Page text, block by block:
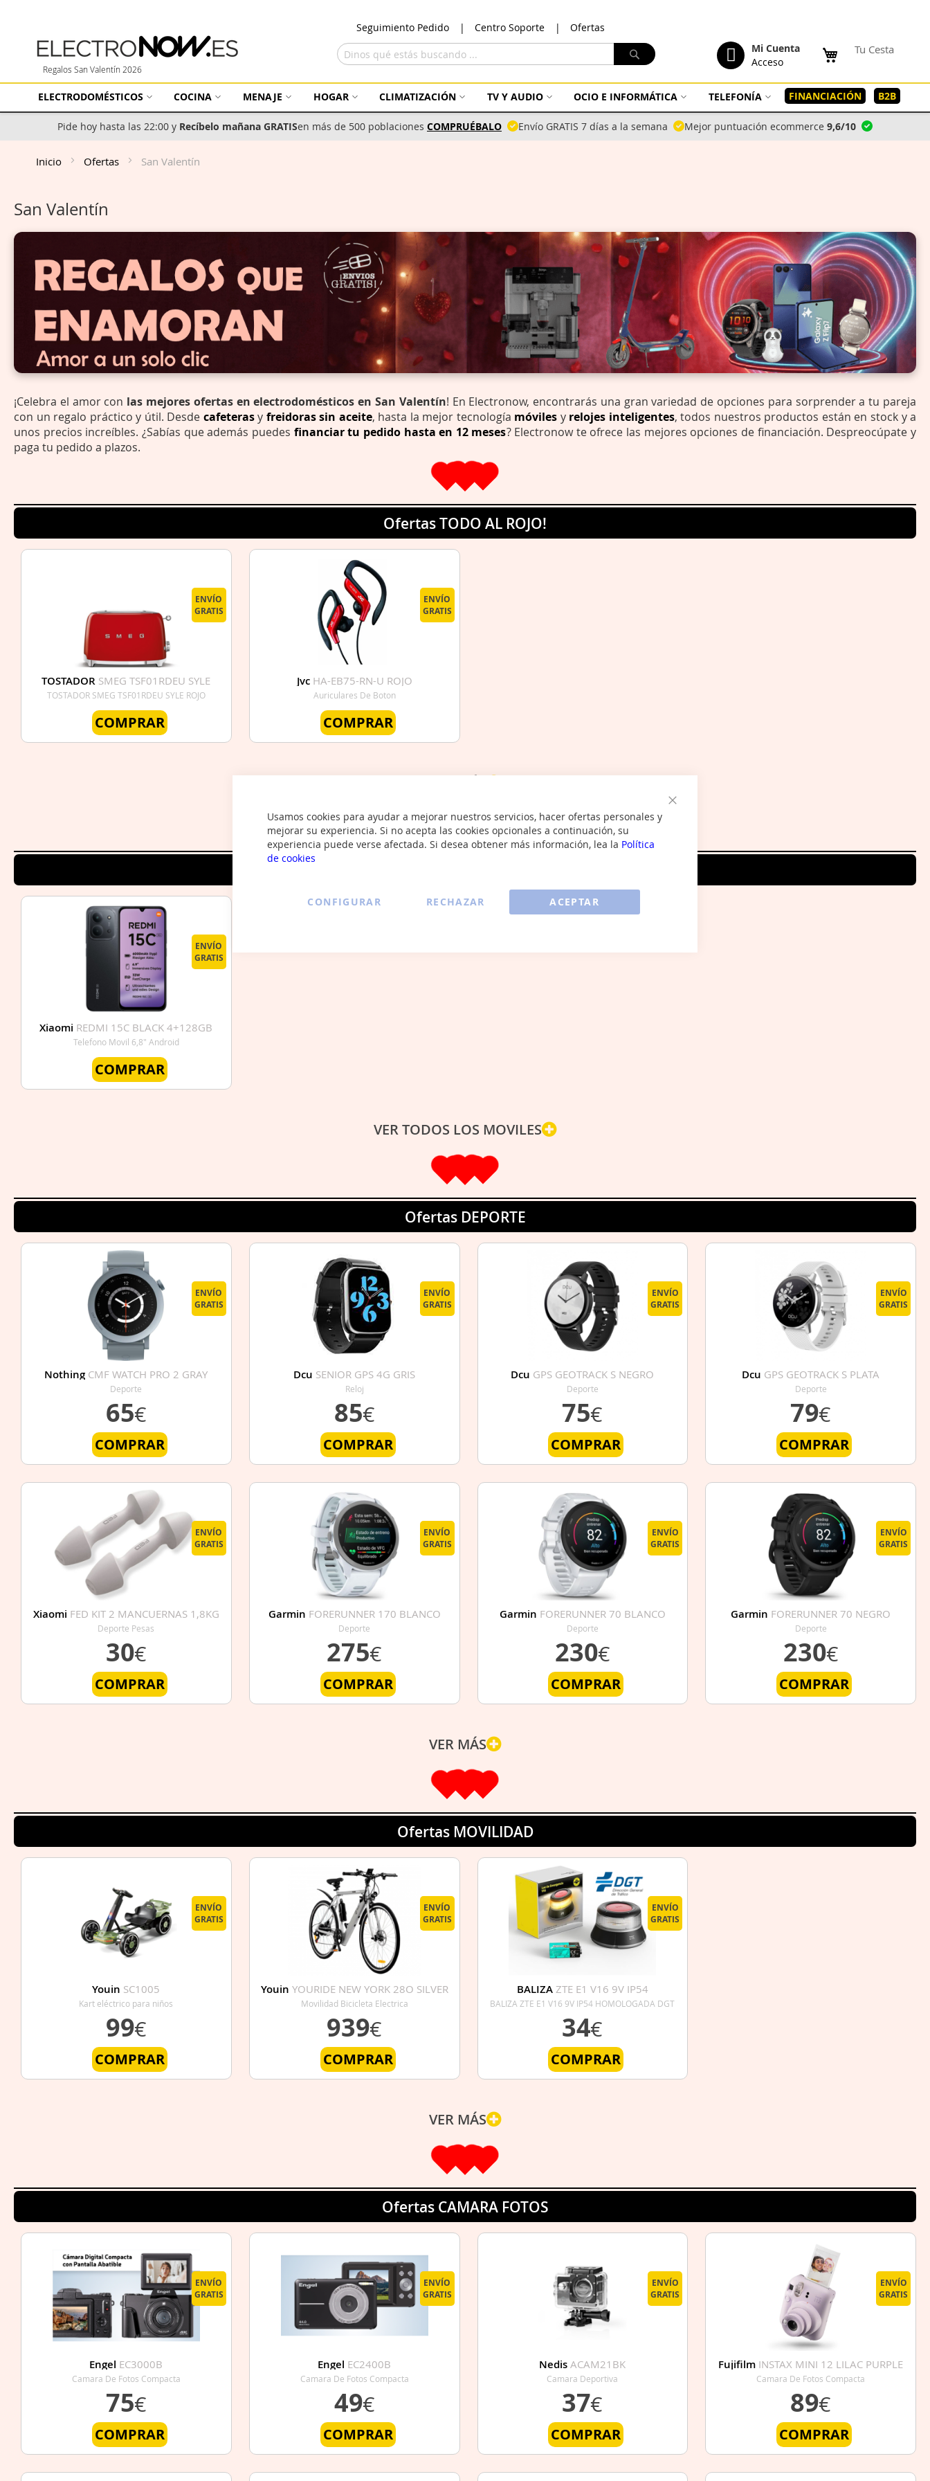
Usamos cookies para ayudar a mejorar nuestros servicios, hacer ofertas personales y
mejorar su experiencia. Si no acepta las cookies opcionales a continuación, su
experiencia puede verse afectada. Si desea obtener más información, lea la Política
de cookies
ACEPTAR
CONFIGURAR RECHAZAR
Seguimiento Pedido Centro Soporte Ofertas
contenido
Regalos San Valentín 2026
Tu Cesta
Mi Cuenta
Acceso
Buscar
ELECTRODOMÉSTICOS COCINA MENAJE HOGAR CLIMATIZACIÓN TV Y AUDIO OCIO E INFORMÁTICA TELEFONÍA FINANCIACIÓN B2B
Pide hoy hasta las 22:00 y Recíbelo mañana GRATISen más de 500 poblaciones COMPRUÉBALO Envío GRATIS 7 días a la semana Mejor puntuación ecommerce 9,6/10
Inicio Ofertas San Valentín
San Valentín
¡Celebra el amor con las mejores ofertas en electrodomésticos en San Valentín! En Electronow, encontrarás una gran variedad de opciones para sorprender a tu pareja
con un regalo práctico y útil. Desde cafeterasy freidoras sin aceite, hasta la mejor tecnología móviles y relojes inteligentes, todos nuestros productos están en stock y a
unos precios increíbles. ¿Sabías que además puedes financiar tu pedido hasta en 12 meses? Electronow te ofrece las mejores opciones de financiación. Despreocúpate y
paga tu pedido a plazos.
Ofertas TODO AL ROJO!
ENVÍO
GRATIS
TOSTADOR SMEG TSF01RDEU SYLE
ROJO
TOSTADOR SMEG TSF01RDEU SYLE ROJO
COMPRAR
ENVÍO
GRATIS
Jvc HA-EB75-RN-U ROJO
Auriculares De Boton
COMPRAR
ENVÍO
GRATIS
Xiaomi REDMI 15C BLACK 4+128GB
Telefono Movil 6,8" Android
COMPRAR
VER TODOS LOS MOVILES
Ofertas DEPORTE
ENVÍO
GRATIS
Nothing CMF WATCH PRO 2 GRAY
Deporte
65€
COMPRAR
ENVÍO
GRATIS
Dcu SENIOR GPS 4G GRIS
Reloj
85€
COMPRAR
ENVÍO
GRATIS
Dcu GPS GEOTRACK S NEGRO
Deporte
75€
COMPRAR
ENVÍO
GRATIS
Dcu GPS GEOTRACK S PLATA
Deporte
79€
COMPRAR
ENVÍO
GRATIS
Xiaomi FED KIT 2 MANCUERNAS 1,8KG
Deporte Pesas
30€
COMPRAR
ENVÍO
GRATIS
Garmin FORERUNNER 170 BLANCO
Deporte
275€
COMPRAR
ENVÍO
GRATIS
Garmin FORERUNNER 70 BLANCO
Deporte
230€
COMPRAR
ENVÍO
GRATIS
Garmin FORERUNNER 70 NEGRO
Deporte
230€
COMPRAR
VER MÁS
Ofertas MOVILIDAD
ENVÍO
GRATIS
Youin SC1005
Kart eléctrico para niños
99€
COMPRAR
ENVÍO
GRATIS
Youin YOURIDE NEW YORK 28O SILVER
Movilidad Bicicleta Electrica
939€
COMPRAR
ENVÍO
GRATIS
BALIZA ZTE E1 V16 9V IP54
HOMOLOGADA DGT
BALIZA ZTE E1 V16 9V IP54 HOMOLOGADA DGT
34€
COMPRAR
VER MÁS
Ofertas CAMARA FOTOS
ENVÍO
GRATIS
Engel EC3000B
Camara De Fotos Compacta
75€
COMPRAR
ENVÍO
GRATIS
Engel EC2400B
Camara De Fotos Compacta
49€
COMPRAR
ENVÍO
GRATIS
NedisACAM21BK
Camara Deportiva
37€
COMPRAR
ENVÍO
GRATIS
Fujifilm INSTAX MINI 12 LILAC PURPLE
Camara De Fotos Compacta
89€
COMPRAR